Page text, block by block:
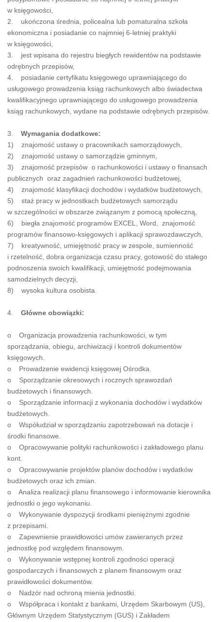
w księgowości,
2. ukończona średnia, policealna lub pomaturalna szkoła
ekonomiczna i posiadanie co najmniej 6-letniej praktyki
w księgowości,
3. jest wpisana do rejestru biegłych rewidentów na podstawie
odrębnych przepisów,
4. posiadanie certyfikatu księgowego uprawniającego do
usługowego prowadzenia ksiąg rachunkowych albo świadectwa
kwalifikacyjnego uprawniającego do usługowego prowadzenia
ksiąg rachunkowych, wydane na podstawie odrębnych przepisów.
3. Wymagania dodatkowe:
1) znajomość ustawy o pracownikach samorządowych,
2) znajomość ustawy o samorządzie gminnym,
3) znajomość przepisów o rachunkowości i ustawy o finansach
publicznych oraz zagadnień rachunkowości budżetowej,
4) znajomość klasyfikacji dochodów i wydatków budżetowych,
5) staż pracy w jednostkach budżetowych samorządu
w szczególności w obszarze związanym z pomocą społeczną,
6) biegła znajomość programów EXCEL, Word, znajomość
programów finansowo-księgowych i aplikacji sprawozdawczych,
7) kreatywność, umiejętność pracy w zespole, sumienność
i rzetelność, dobra organizacja czasu pracy, gotowość do stałego
podnoszenia swoich kwalifikacji, umiejętność podejmowania
samodzielnych decyzji,
8) wysoka kultura osobista.
4. Główne obowiązki:
o Organizacja prowadzenia rachunkowości, w tym
sporządzania, obiegu, archiwizacji i kontroli dokumentów
księgowych.
o Prowadzenie ewidencji księgowej Ośrodka.
o Sporządzanie okresowych i rocznych sprawozdań
budżetowych i finansowych.
o Sporządzanie informacji z wykonania dochodów i wydatków
budżetowych.
o Współudział w sporządzaniu zapotrzebowań na dotacje i
środki finansowe.
o Opracowywanie polityki rachunkowości i zakładowego planu
kont.
o Opracowywanie projektów planów dochodów i wydatków
budżetowych oraz ich zmian.
o Analiza realizacji planu finansowego i informowanie kierownika
jednostki o jego wykonaniu.
o Wykonywanie dyspozycji środkami pieniężnymi zgodnie
z przepisami.
o Zapewnienie prawidłowości umów zawieranych przez
jednostkę pod względem finansowym.
o Wykonywanie wstępnej kontroli zgodności operacji
gospodarczych i finansowych z planem finansowym oraz
prawidłowości dokumentów.
o Nadzór nad ochroną mienia jednostki.
o Współpraca i kontakt z bankami, Urzędem Skarbowym (US),
Głównym Urzędem Statystycznym (GUS) i Zakładem